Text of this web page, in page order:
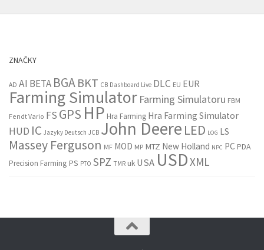
ZNAČKY
AD AI BETA BGABKT CB Dashboard Live DLC EU EUR
Farming Simulator Farming Simulatoru FBM
Fendt Vario FS GPS HP Hra Farming Hra Farming Simulator
HUD IC Jazyky Deutsch JCB John Deere LED LOG LS
Massey Ferguson MF MOD MP MTZ New Holland NPC PC PDA
Precision Farming PS PTO SPZ TMR uk USA USDXML